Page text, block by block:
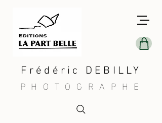
Frédéric DEBILLY
PHOTOGRAPHE